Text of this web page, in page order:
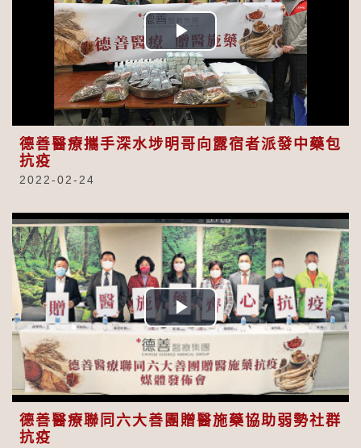
Play
Video
德善醫療攜手深水埗明哥向露宿者派發中藥包
抗疫
2022-02-24
Play
Video
德善醫療聯同六大善團贈醫施藥協助弱勢社群
抗疫